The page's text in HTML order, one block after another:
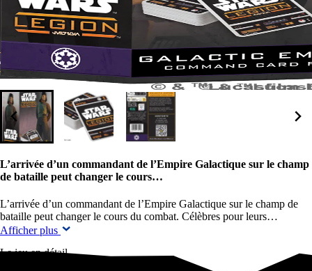
L’arrivée d’un commandant de l’Empire Galactique sur le champ
de bataille peut changer le cours…
L’arrivée d’un commandant de l’Empire Galactique sur le champ de
bataille peut changer le cours du combat. Célèbres pour leurs…
Afficher plus
Le jeu en détail